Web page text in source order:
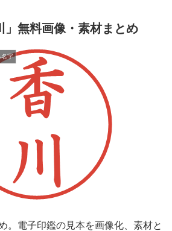
」無料画像・素材まとめ
名字
。電子印鑑の見本を画像化、素材と